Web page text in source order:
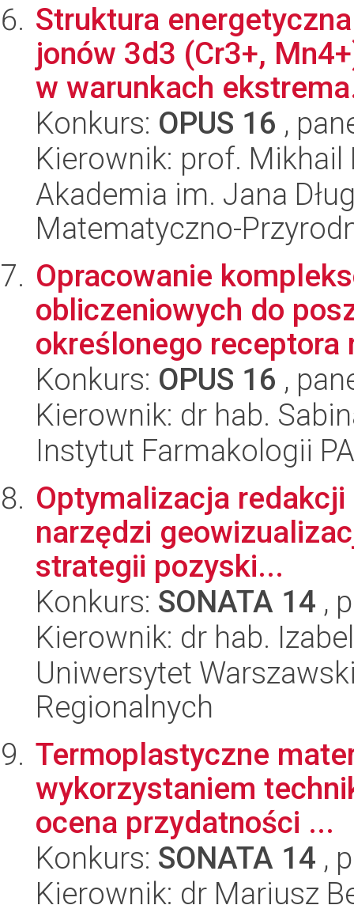
Struktura
jonów 3d3 (Cr3+,
w warunkach
Konkurs: OPUS 16 ,
Kierownik: prof. Mikhail
Akademia im. Jana
Matematyczno-
Opracowanie
obliczeniowych do
określonego receptora
Konkurs: OPUS 16 ,
Kierownik: dr hab.
Instytut Farmakologii
Optymalizacja
narzędzi
strategii pozyski...
Konkurs: SONATA 14 ,
Kierownik: dr hab.
Uniwersytet
Regionalnych
Termoplastyczne
wykorzystaniem
ocena przydatności ...
Konkurs: SONATA 14 ,
Kierownik: dr Mariusz